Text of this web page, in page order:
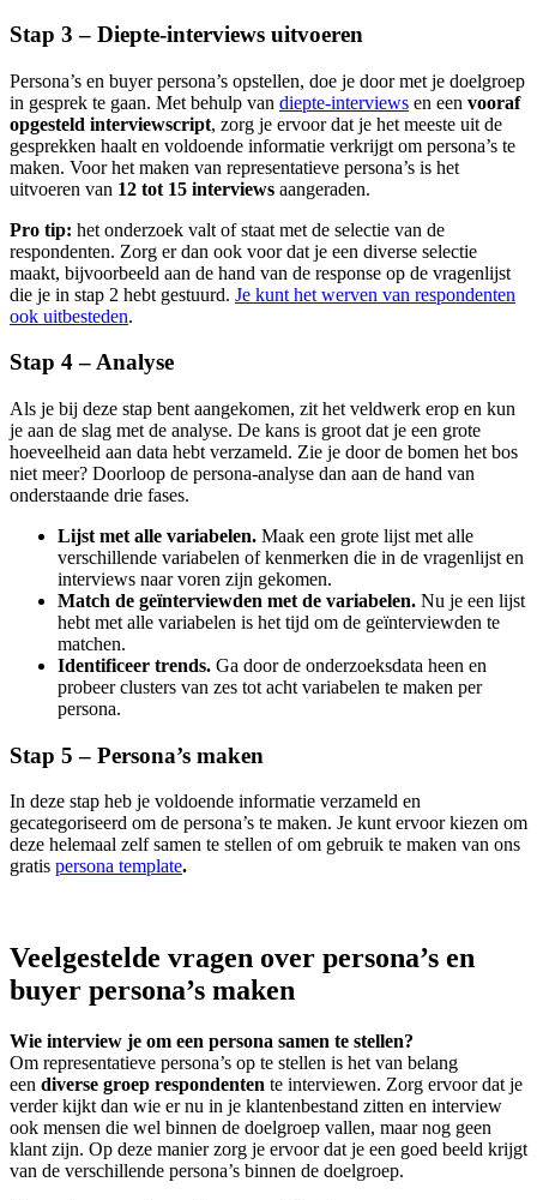
Stap 3 – Diepte-interviews uitvoeren
Persona’s en buyer persona’s opstellen, doe je door met je doelgroep
in gesprek te gaan. Met behulp van diepte-interviews en een vooraf
opgesteld interviewscript, zorg je ervoor dat je het meeste uit de
gesprekken haalt en voldoende informatie verkrijgt om persona’s te
maken. Voor het maken van representatieve persona’s is het
uitvoeren van 12 tot 15 interviews aangeraden.
Pro tip: het onderzoek valt of staat met de selectie van de
respondenten. Zorg er dan ook voor dat je een diverse selectie
maakt, bijvoorbeeld aan de hand van de response op de vragenlijst
die je in stap 2 hebt gestuurd. Je kunt het werven van respondenten
ook uitbesteden.
Stap 4 – Analyse
Als je bij deze stap bent aangekomen, zit het veldwerk erop en kun
je aan de slag met de analyse. De kans is groot dat je een grote
hoeveelheid aan data hebt verzameld. Zie je door de bomen het bos
niet meer? Doorloop de persona-analyse dan aan de hand van
onderstaande drie fases.
Lijst met alle variabelen. Maak een grote lijst met alle
verschillende variabelen of kenmerken die in de vragenlijst en
interviews naar voren zijn gekomen.
Match de geïnterviewden met de variabelen. Nu je een lijst
hebt met alle variabelen is het tijd om de geïnterviewden te
matchen.
Identificeer trends. Ga door de onderzoeksdata heen en
probeer clusters van zes tot acht variabelen te maken per
persona.
Stap 5 – Persona’s maken
In deze stap heb je voldoende informatie verzameld en
gecategoriseerd om de persona’s te maken. Je kunt ervoor kiezen om
deze helemaal zelf samen te stellen of om gebruik te maken van ons
gratis persona template.
Veelgestelde vragen over persona’s en
buyer persona’s maken
Wie interview je om een persona samen te stellen?
Om representatieve persona’s op te stellen is het van belang
een diverse groep respondenten te interviewen. Zorg ervoor dat je
verder kijkt dan wie er nu in je klantenbestand zitten en interview
ook mensen die wel binnen de doelgroep vallen, maar nog geen
klant zijn. Op deze manier zorg je ervoor dat je een goed beeld krijgt
van de verschillende persona’s binnen de doelgroep.